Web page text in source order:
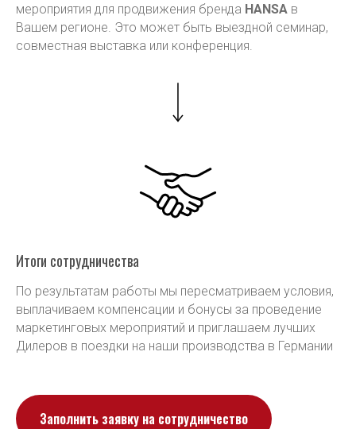
мероприятия для продвижения бренда HANSA в
Вашем регионе. Это может быть выездной семинар,
совместная выставка или конференция.
Итоги сотрудничества
По результатам работы мы пересматриваем условия,
выплачиваем компенсации и бонусы за проведение
маркетинговых мероприятий и приглашаем лучших
Дилеров в поездки на наши производства в Германии
Заполнить заявку на сотрудничество